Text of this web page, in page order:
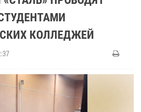
КОЛЛЕДЖЕЙ